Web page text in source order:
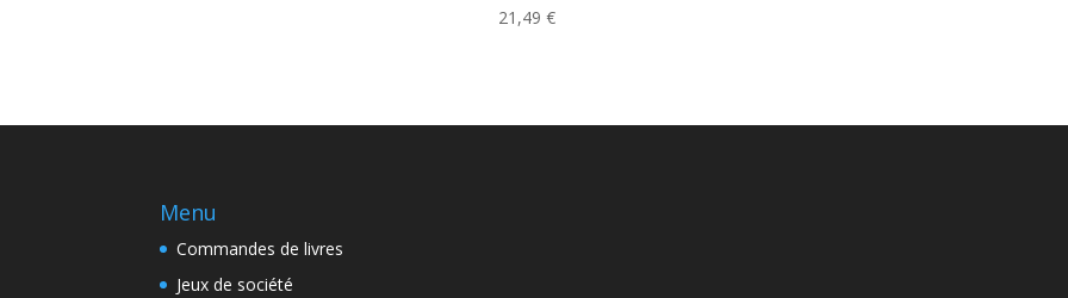
21,49 €
Menu
Commandes de livres
Jeux de société